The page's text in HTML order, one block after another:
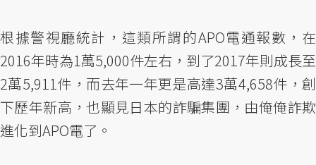
根據警視廳統計，這類所謂的APO電通報數，在
2016年時為1萬5,000件左右，到了2017年則成長至
2萬5,911件，而去年一年更是高達3萬4,658件，創
下歷年新高，也顯見日本的詐騙集團，由俺俺詐欺
進化到APO電了。